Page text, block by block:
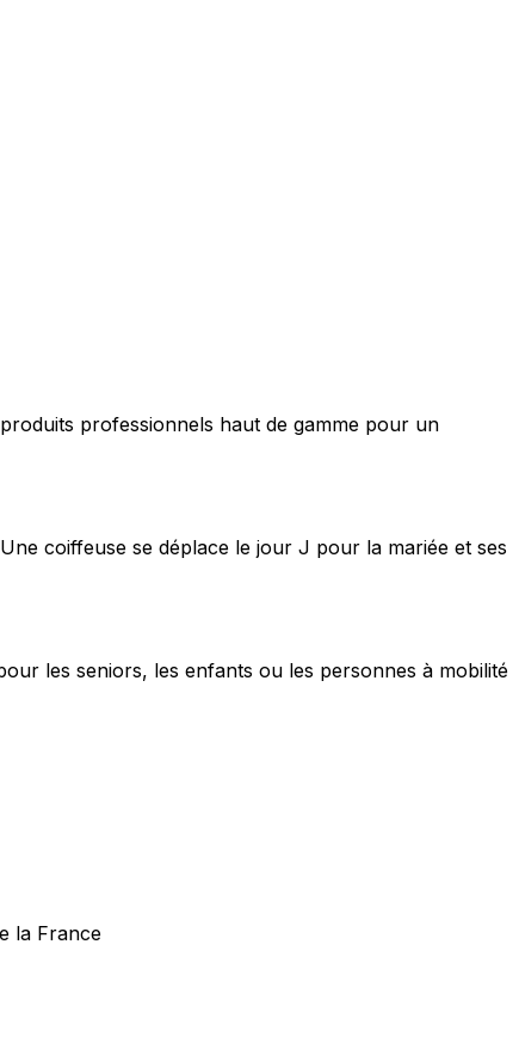
professionnels haut de gamme pour un
coiffeuse se déplace le jour J pour la mariée et ses
les seniors, les enfants ou les personnes à mobilité
la France